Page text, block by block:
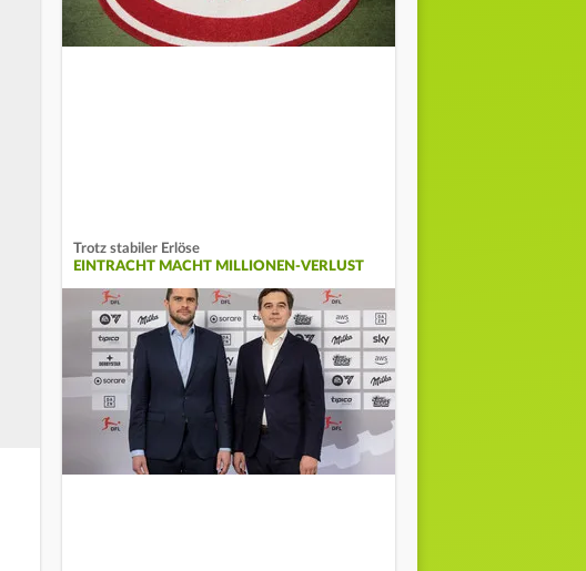
Trotz stabiler Erlöse
EINTRACHT MACHT MILLIONEN-VERLUST